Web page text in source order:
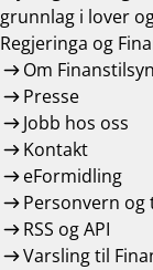
grunnlag i lover
Regjeringa og
Om
Presse
Jobb hos oss
Kontakt
eFormidling
Personvern
RSS og API
Varsling til